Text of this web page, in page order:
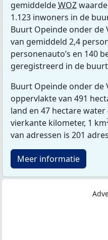
gemiddeldeWOZ
1.123 inwoners in de
Buurt Opeinde onder de
van gemiddeld 2,4
personenauto’s en 140
geregistreerd in de
Buurt Opeinde onder de
oppervlakte van 491
land en 47 hectare
vierkante kilometer, 1 km
van adressen is 201
Meer informatie